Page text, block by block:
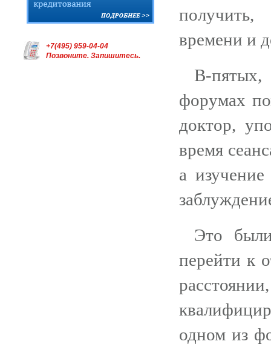
+7(495) 959-04-04
Позвоните. Запишитесь.
получить,
времени и
В-
форумах
доктор,
время
а
Это
перейти к
одном из